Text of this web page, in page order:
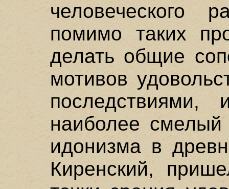
человеческого
помимо таких
делать общие
мотивов
наиболее смелый
идонизма в
Киренский,